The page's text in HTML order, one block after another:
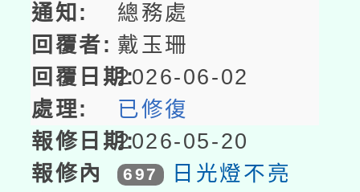
總務處
戴玉珊
2026-06-02
已修復
2026-05-20
697 日光燈不亮